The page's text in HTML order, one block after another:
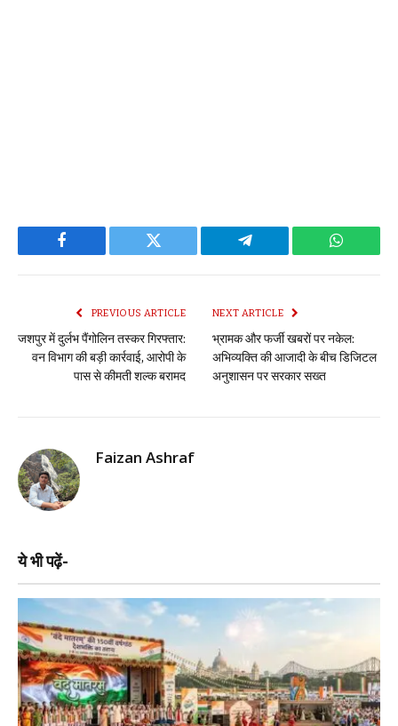
Facebook Twitter Telegram
PREVIOUS ARTICLE
जशपुर में दुर्लभ पैंगोलिन तस्कर गिरफ्तार:
वन विभाग की बड़ी कार्रवाई, आरोपी के
पास से कीमती शल्क बरामद
NEXT ARTICLE
भ्रामक और फर्जी खबरों पर नकेल:
अभिव्यक्ति की आजादी के बीच डिजिटल
अनुशासन पर सरकार सख्त
Faizan Ashraf
ये भी पढ़ें-